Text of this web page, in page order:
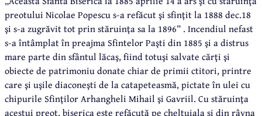
preotului Nicolae Popescu s-a refăcut şi sfinţit la 1888 dec.18
şi s-a zugrăvit tot prin stăruinţa sa la 1896” . Incendiul nefast
s-a întâmplat în preajma Sfintelor Paşti din 1885 şi a distrus
mare parte din sfântul lăcaş, fiind totuşi salvate cărţi şi
obiecte de patrimoniu donate chiar de primii ctitori, printre
care şi uşile diaconeşti de la catapeteasmă, pictate în ulei cu
chipurile Sfinţilor Arhangheli Mihail şi Gavriil. Cu stăruinţa
acestui preot, biserica este refăcută pe cheltuiala şi din râvna